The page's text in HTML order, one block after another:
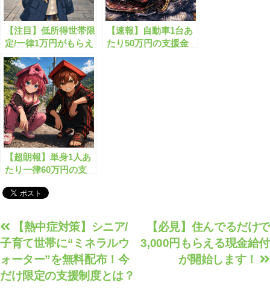
【注目】低所得世帯限
定/一律1万円がもらえ
る物価高騰対策給付
金！
【速報】自動車1台あ
たり50万円の支援金
【超朗報】単身1人あ
たり一律60万円の支
投
稿
ナ
ビ
【必見】住んでるだけで
3,000円もらえる現金給付
が開始します！
【熱中症対策】シニア/
子育て世帯に“ミネラルウ
ォーター”を無料配布！今
だけ限定の支援制度とは？